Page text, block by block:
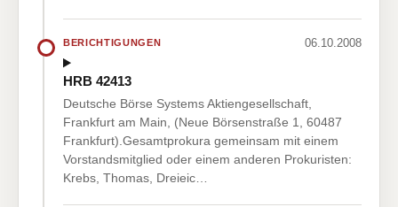
BERICHTIGUNGEN 06.10.2008
HRB 42413
Deutsche Börse Systems Aktiengesellschaft,
Frankfurt am Main, (Neue Börsenstraße 1, 60487
Frankfurt).Gesamtprokura gemeinsam mit einem
Vorstandsmitglied oder einem anderen Prokuristen:
Krebs, Thomas, Dreieic…